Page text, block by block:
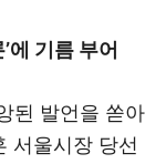
에 기름 부어
된 발언을 쏟아
서울시장 당선